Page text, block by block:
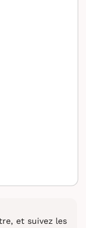
et suivez les